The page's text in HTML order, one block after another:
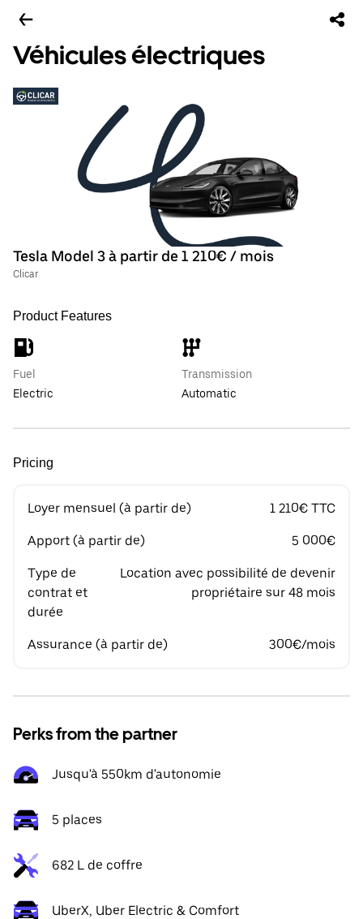
Véhicules électriques
Tesla Model 3 à partir de 1 210€ / mois
Clicar
Product Features
Fuel
Electric
Transmission
Automatic
Pricing
Loyer mensuel (à partir de) 1 210€ TTC
Apport (à partir de) 5 000€
Type de
contrat et
durée
Location avec possibilité de devenir
propriétaire sur 48 mois
Assurance (à partir de) 300€/mois
Perks from the partner
Jusqu'à 550km d'autonomie
5 places
682 L de coffre
UberX, Uber Electric & Comfort